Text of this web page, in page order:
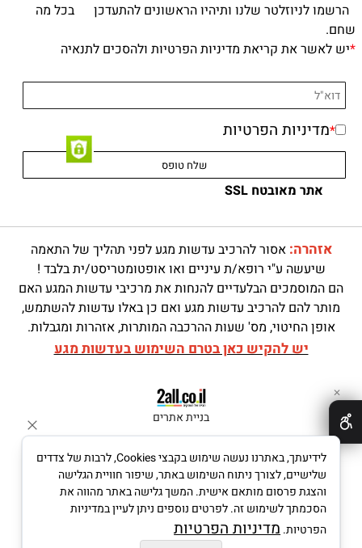
הרשמו לניוזלטר שלנו ותיהיו הראשונים להתעדכן בכל מה
שחם.
*יש לאשר את קריאת מדיניות הפרטיות ולהסכים לתנאיה
*מדיניות הפרטיות
אתר מאובטח SSL
אזהרה: אסור להרכיב עדשות מגע לפני תהליך של התאמה
שיעשה ע"י רופא/ת עיניים ואו אופטומטריסט/ית בלבד !
הם המוסמכים הבלעדיים להנחות את מרכיבי עדשות המגע האם
מותר להם להרכיב עדשות מגע ואם כן באלו עדשות להשתמש,
אופן החיטוי, מס' שעות ההרכבה המותרות, אזהרות ומגבלות.
יש להקיש כאן בטרם השימוש בעדשות מגע
בניית אתרים
✕
לידיעתך, באתרנו נעשה שימוש בקבצי Cookies, לרבות של צדדים
שלישיים, לצורך ניתוח השימוש באתר, שיפור חוויית הגלישה
והצגת פרסום מותאם אישית. המשך גלישה באתר מהווה את
הסכמתך לשימוש זה. לפרטים נוספים ניתן לעיין במדיניות
הפרטיות.מדיניות הפרטיות